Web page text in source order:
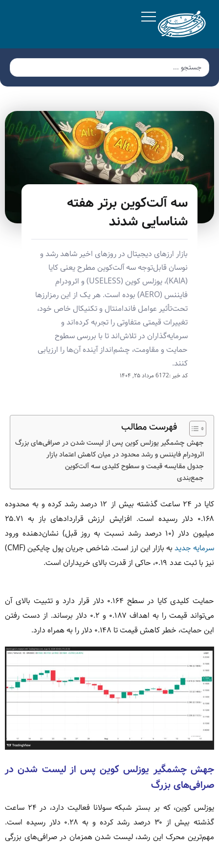
سه آلت‌کوین برتر هفته
شناسایی شدند
بازار ارزهای دیجیتال در روزهای اخیر شاهد رشد و
نوسان قابل‌توجه سه آلت‌کوین مطرح یعنی کایا
(KAIA)، یوزلس کوین (USELESS) و ائرودرام
فایننس (AERO) بوده است. هر یک از این رمزارزها
تحت‌تأثیر عوامل فاندامنتال و تکنیکال خاص خود،
تغییرات قیمتی متفاوتی را تجربه کرده‌اند و
سرمایه‌گذاران در تلاش‌اند تا با بررسی سطوح
حمایت و مقاومت، چشم‌انداز آینده آن‌ها را ارزیابی
کنند.
کد خبر :6172 مرداد ۲۵, ۱۴۰۴
فهرست مطالب
جهش چشمگیر یوزلس کوین پس از لیست شدن در صرافی‌های بزرگ
ائرودرام فایننس و رشد محدود در میان کاهش اعتماد بازار
جدول مقایسه قیمت و سطوح کلیدی سه آلت‌کوین
جمع‌بندی
کایا در ۲۴ ساعت گذشته بیش از ۱۲ درصد رشد کرده و به محدوده
۰.۱۶۸ دلار رسیده است. افزایش ارزش قراردادهای باز به ۲۵.۷۱
میلیون دلار (۱۰ درصد رشد نسبت به روز قبل) نشان‌دهنده ورود
سرمایه جدید
به بازار این ارز است. شاخص جریان پول چایکین (CMF)
نیز با ثبت عدد ۰.۱۹، حاکی از قدرت بالای خریداران است.
حمایت کلیدی کایا در سطح ۰.۱۶۴ دلار قرار دارد و تثبیت بالای آن
می‌تواند قیمت را به اهداف ۰.۱۸۷ و ۰.۲ دلار برساند. از دست رفتن
این حمایت، خطر کاهش قیمت تا ۰.۱۴۸ دلار را به همراه دارد.
جهش چشمگیر یوزلس کوین پس از لیست شدن در
صرافی‌های بزرگ
یوزلس کوین، که بر بستر شبکه سولانا فعالیت دارد، در ۲۴ ساعت
گذشته بیش از ۳۰ درصد رشد کرده و به ۰.۲۸ دلار رسیده است.
مهم‌ترین محرک این رشد، لیست شدن همزمان در صرافی‌های بزرگی